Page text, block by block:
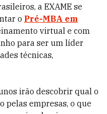
a EXAME se
o Pré-MBA em
virtual e com
para ser um líder
técnicas,
irão descobrir qual o
empresas, o que